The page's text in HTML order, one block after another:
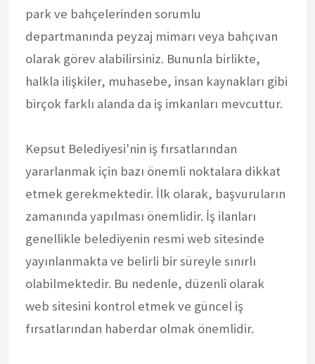
park ve bahçelerinden sorumlu
departmanında peyzaj mimarı veya bahçıvan
olarak görev alabilirsiniz. Bununla birlikte,
halkla ilişkiler, muhasebe, insan kaynakları gibi
birçok farklı alanda da iş imkanları mevcuttur.
Kepsut Belediyesi'nin iş fırsatlarından
yararlanmak için bazı önemli noktalara dikkat
etmek gerekmektedir. İlk olarak, başvuruların
zamanında yapılması önemlidir. İş ilanları
genellikle belediyenin resmi web sitesinde
yayınlanmakta ve belirli bir süreyle sınırlı
olabilmektedir. Bu nedenle, düzenli olarak
web sitesini kontrol etmek ve güncel iş
fırsatlarından haberdar olmak önemlidir.